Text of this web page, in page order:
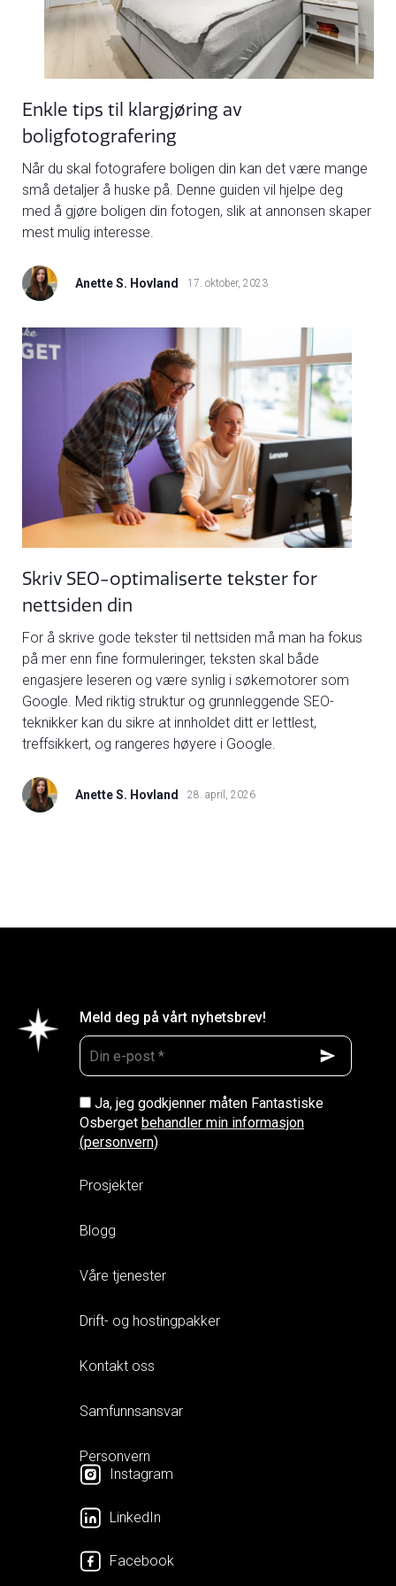
Enkle tips til klargjøring av
boligfotografering
Når du skal fotografere boligen din kan det være mange
små detaljer å huske på. Denne guiden vil hjelpe deg
med å gjøre boligen din fotogen, slik at annonsen skaper
mest mulig interesse.
Anette S. Hovland 17. oktober, 2023
Skriv SEO-optimaliserte tekster for
nettsiden din
For å skrive gode tekster til nettsiden må man ha fokus
på mer enn fine formuleringer, teksten skal både
engasjere leseren og være synlig i søkemotorer som
Google. Med riktig struktur og grunnleggende SEO-
teknikker kan du sikre at innholdet ditt er lettlest,
treffsikkert, og rangeres høyere i Google.
Anette S. Hovland 28. april, 2026
Meld deg på vårt nyhetsbrev!
Ja, jeg godkjenner måten Fantastiske
Osberget behandler min informasjon
(personvern)
Prosjekter
Blogg
Våre tjenester
Drift- og hostingpakker
Kontakt oss
Samfunnsansvar
Personvern
Instagram
LinkedIn
Facebook